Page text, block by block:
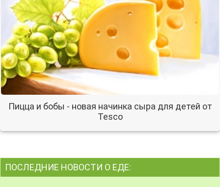
Пицца и бобы - новая начинка сыра для детей от
Tesco
ПОСЛЕДНИЕ НОВОСТИ О ЕДЕ: